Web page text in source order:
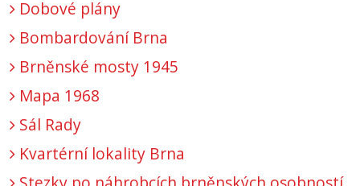
Dobové plány
Bombardování Brna
Brněnské mosty 1945
Mapa 1968
Sál Rady
Kvartérní lokality Brna